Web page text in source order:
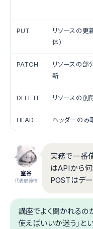
PUT
リソースの更
体）
PATCH
リソースの部
新
DELETE リソースの削
HEAD ヘッダーのみ
室谷
代表取締役
実務で一番
はAPIから何
POSTはデー
講座でよく聞かれるの
使えばいいか迷う」と